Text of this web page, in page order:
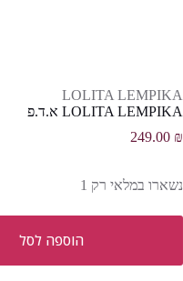
LOLITA LEMPIKA
LOLITA LEMPIKA א.ד.פ
249.00 ₪
נשארו במלאי רק 1
הוספה לסל